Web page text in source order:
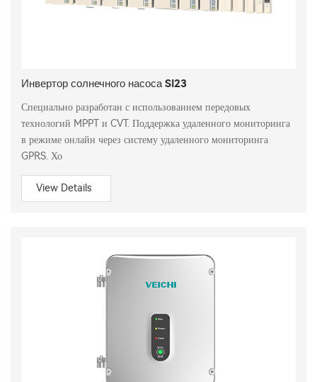
Инвертор солнечного насоса SI23
Специально разработан с использованием передовых
технологий MPPT и CVT. Поддержка удаленного мониторинга
в режиме онлайн через систему удаленного мониторинга
GPRS. Хо
View Details